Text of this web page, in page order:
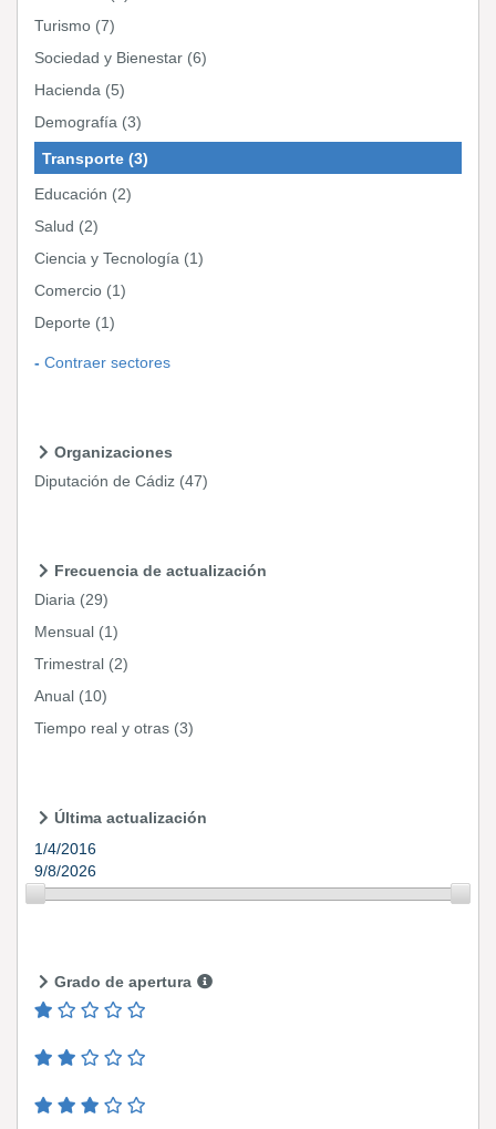
Turismo (7)
Sociedad y Bienestar (6)
Hacienda (5)
Demografía (3)
Transporte (3)
Educación (2)
Salud (2)
Ciencia y Tecnología (1)
Comercio (1)
Deporte (1)
Contraer sectores
Organizaciones
Diputación de Cádiz (47)
Frecuencia de actualización
Diaria (29)
Mensual (1)
Trimestral (2)
Anual (10)
Tiempo real y otras (3)
Última actualización
1/4/2016
9/8/2026
Grado de apertura